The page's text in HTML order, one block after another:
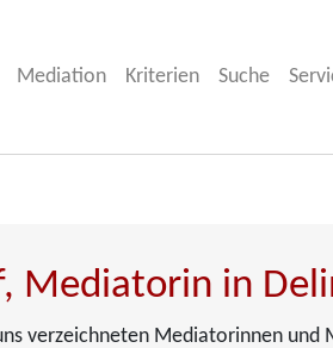
Mediation Kriterien Suche
Mediatorin in
verzeichneten Mediatorinnen